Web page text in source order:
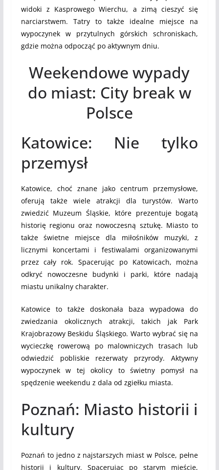
widoki z Kasprowego Wierchu, a zimą cieszyć się
narciarstwem. Tatry to także idealne miejsce na
wypoczynek w przytulnych górskich schroniskach,
gdzie można odpocząć po aktywnym dniu.
Weekendowe wypady
do miast: City break w
Polsce
Katowice: Nie tylko
przemysł
Katowice, choć znane jako centrum przemysłowe,
oferują także wiele atrakcji dla turystów. Warto
zwiedzić Muzeum Śląskie, które prezentuje bogatą
historię regionu oraz nowoczesną sztukę. Miasto to
także świetne miejsce dla miłośników muzyki, z
licznymi koncertami i festiwalami organizowanymi
przez cały rok. Spacerując po Katowicach, można
odkryć nowoczesne budynki i parki, które nadają
miastu unikalny charakter.
Katowice to także doskonała baza wypadowa do
zwiedzania okolicznych atrakcji, takich jak Park
Krajobrazowy Beskidu Śląskiego. Warto wybrać się na
wycieczkę rowerową po malowniczych trasach lub
odwiedzić pobliskie rezerwaty przyrody. Aktywny
wypoczynek w tej okolicy to świetny pomysł na
spędzenie weekendu z dala od zgiełku miasta.
Poznań: Miasto historii i
kultury
Poznań to jedno z najstarszych miast w Polsce, pełne
historii i kultury. Spacerując po starym mieście,